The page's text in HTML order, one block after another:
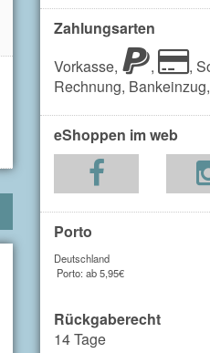
Zahlungsarten
Vorkasse,
, ,
Rechnung, Bankeinzug,
eShoppen im web
Porto
Deutschland
Porto: ab 5,95€
Rückgaberecht
14 Tage